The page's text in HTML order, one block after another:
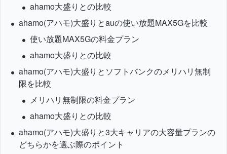
ahamo大盛りとの比較
ahamo(アハモ)大盛りとauの使い放題MAX5Gを比較
使い放題MAX5Gの料金プラン
ahamo大盛りとの比較
ahamo(アハモ)大盛りとソフトバンクのメリハリ無制
限を比較
メリハリ無制限の料金プラン
ahamo大盛りとの比較
ahamo(アハモ)大盛りと3大キャリアの大容量プランの
どちらかを選ぶ際のポイント